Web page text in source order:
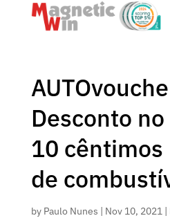
Desconto
10
de
by Paulo Nunes | Nov 10, 2021|